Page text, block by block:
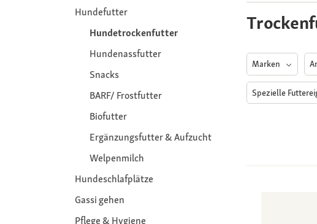
Hundefutter
Hundetrockenfutter
Hundenassfutter
Snacks
BARF/ Frostfutter
Biofutter
Ergänzungsfutter & Aufzucht
Welpenmilch
Hundeschlafplätze
Gassi gehen
Pflege & Hygiene
Marken
Spezielle